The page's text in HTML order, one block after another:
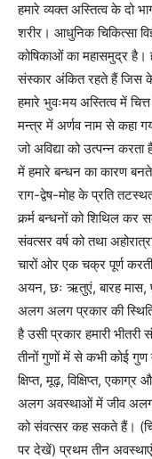
हमारे व्यक्त अस्तित्व के दो
शरीर। आधुनिक चिकित्सा
कोषिकाओं का महासमुद्र
संस्कार अंकित रहते हैं जिस
हमारे भुवःमय अस्तित्व में
मन्त्र में अर्णव नाम से कहा
जो अविद्या को उत्पन्न
में हमारे बन्धन का कारण बनते
राग-द्वेष-मोह के प्रति
कर्र्म बन्धनों को शिथिल कर
संवत्सर वर्ष को तथा
चारों ओर एक चक्र पूर्ण करती
अयन, छः ऋतुएं, बारह मास,
अलग अलग प्रकार की
है उसी प्रकार हमारी भीतरी
तीनों गुणों में से कभी कोई गुण
क्षिप्त, मूढ़, विक्षिप्त,
अलग अवस्थाओं में जीव
को संवत्सर कह सकते हैं।
पर देखें) प्रथम तीन अवस्थाएं